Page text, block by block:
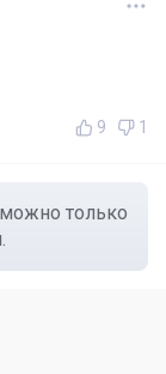
9 1
только